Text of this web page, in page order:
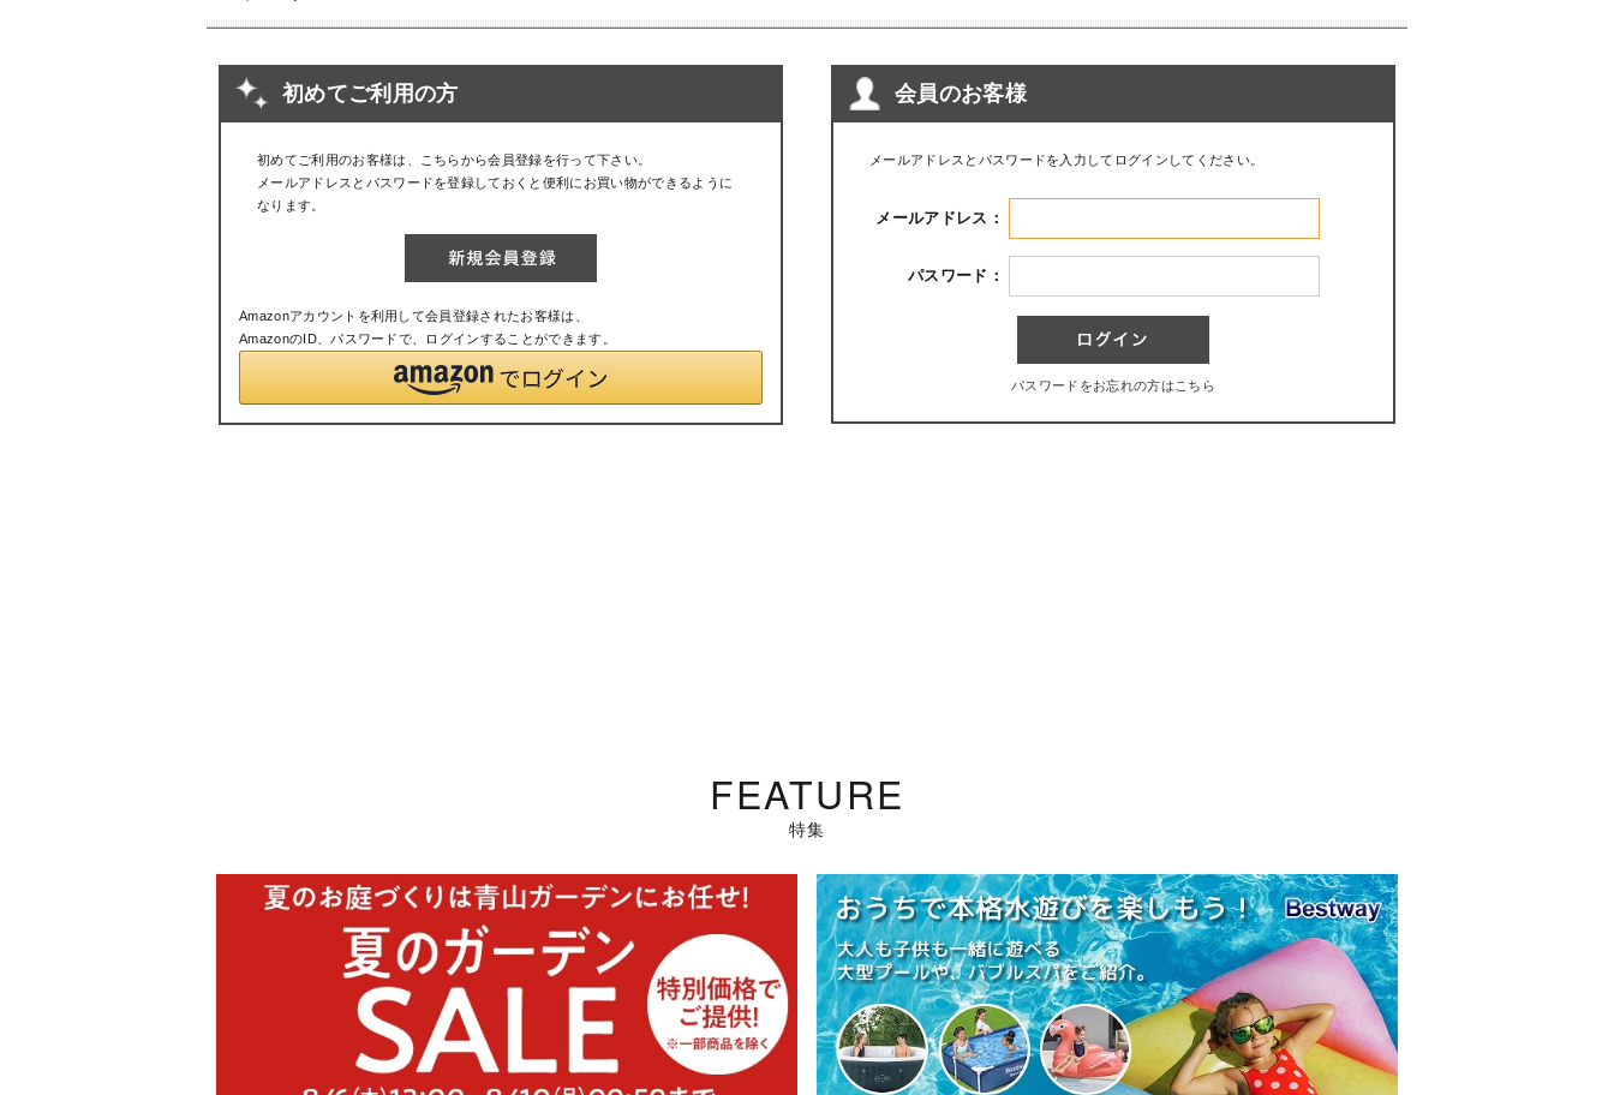
会員のお客様
メールアドレスとパスワードを入力してログインしてください。
メールアドレス：
パスワード：
パスワードをお忘れの方はこちら
初めてご利用の方
初めてご利用のお客様は、こちらから会員登録を行って下さい。
メールアドレスとパスワードを登録しておくと便利にお買い物ができるように
なります。
Amazonアカウントを利用して会員登録されたお客様は、
AmazonのID、パスワードで、ログインすることができます。
FEATURE
特集